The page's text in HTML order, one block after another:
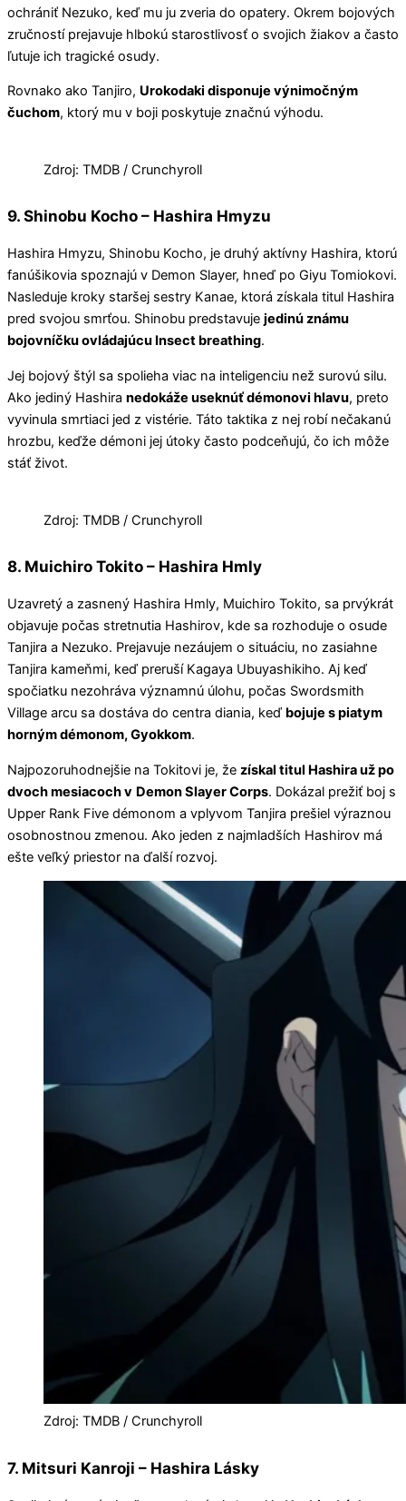
ochrániť Nezuko, keď mu ju zveria do opatery. Okrem bojových
zručností prejavuje hlbokú starostlivosť o svojich žiakov a často
ľutuje ich tragické osudy.
Rovnako ako Tanjiro, Urokodaki disponuje výnimočným
čuchom, ktorý mu v boji poskytuje značnú výhodu.
Zdroj: TMDB / Crunchyroll
9. Shinobu Kocho – Hashira Hmyzu
Hashira Hmyzu, Shinobu Kocho, je druhý aktívny Hashira, ktorú
fanúšikovia spoznajú v Demon Slayer, hneď po Giyu Tomiokovi.
Nasleduje kroky staršej sestry Kanae, ktorá získala titul Hashira
pred svojou smrťou. Shinobu predstavuje jedinú známu
bojovníčku ovládajúcu Insect breathing.
Jej bojový štýl sa spolieha viac na inteligenciu než surovú silu.
Ako jediný Hashira nedokáže useknúť démonovi hlavu, preto
vyvinula smrtiaci jed z vistérie. Táto taktika z nej robí nečakanú
hrozbu, keďže démoni jej útoky často podceňujú, čo ich môže
stáť život.
Zdroj: TMDB / Crunchyroll
8. Muichiro Tokito – Hashira Hmly
Uzavretý a zasnený Hashira Hmly, Muichiro Tokito, sa prvýkrát
objavuje počas stretnutia Hashirov, kde sa rozhoduje o osude
Tanjira a Nezuko. Prejavuje nezáujem o situáciu, no zasiahne
Tanjira kameňmi, keď preruší Kagaya Ubuyashikiho. Aj keď
spočiatku nezohráva významnú úlohu, počas Swordsmith
Village arcu sa dostáva do centra diania, keď bojuje s piatym
horným démonom, Gyokkom.
Najpozoruhodnejšie na Tokitovi je, že získal titul Hashira už po
dvoch mesiacoch v Demon Slayer Corps. Dokázal prežiť boj s
Upper Rank Five démonom a vplyvom Tanjira prešiel výraznou
osobnostnou zmenou. Ako jeden z najmladších Hashirov má
ešte veľký priestor na ďalší rozvoj.
Zdroj: TMDB / Crunchyroll
7. Mitsuri Kanroji – Hashira Lásky